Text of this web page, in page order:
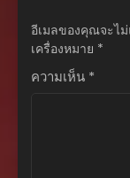
ตอนที่ 159
สิงหาคม 21, 2025
อีเมลของคุณจะไ
เครื่องหมาย *
ความเห็น *